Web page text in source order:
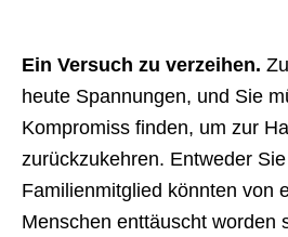
Ein Versuch zu verzeihen.
heute Spannungen, und Sie
Kompromiss finden, um zur
zurückzukehren. Entweder
Familienmitglied könnten von
Menschen enttäuscht worden